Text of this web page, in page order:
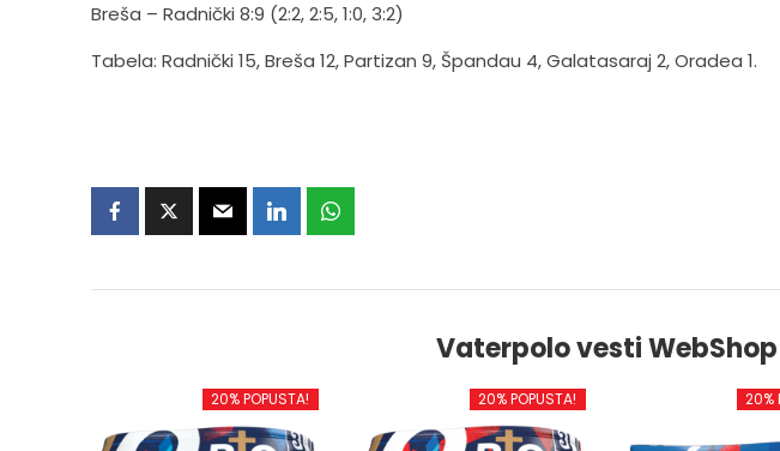
Breša – Radnički 8:9 (2:2, 2:5, 1:0, 3:2)
Tabela: Radnički 15, Breša 12, Partizan 9, Špandau 4, Galatasaraj 2, Oradea 1.
Vaterpolo vesti WebShop
20% POPUSTA! 20% POPUSTA! 20%